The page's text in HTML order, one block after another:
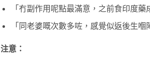
「冇副作用呢點最滿意，之前食印度藥
「同老婆嘅次數多咗，感覺似返後生嗰
注意：